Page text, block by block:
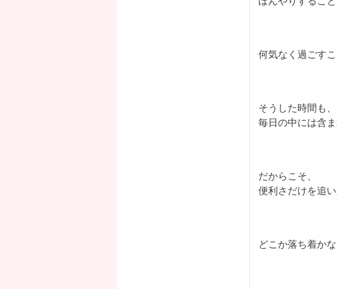
何気なく過ごすこ
そうした時間も、
毎日の中には含ま
だからこそ、
便利さだけを追い
どこか落ち着か